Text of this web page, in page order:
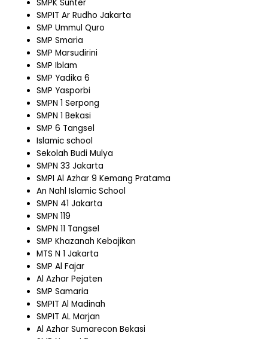
SMPK Sunter
SMPIT Ar Rudho Jakarta
SMP Ummul Quro
SMP Smaria
SMP Marsudirini
SMP Iblam
SMP Yadika 6
SMP Yasporbi
SMPN 1 Serpong
SMPN 1 Bekasi
SMP 6 Tangsel
Islamic school
Sekolah Budi Mulya
SMPN 33 Jakarta
SMPI Al Azhar 9 Kemang Pratama
An Nahl Islamic School
SMPN 41 Jakarta
SMPN 119
SMPN 11 Tangsel
SMP Khazanah Kebajikan
MTS N 1 Jakarta
SMP Al Fajar
Al Azhar Pejaten
SMP Samaria
SMPIT Al Madinah
SMPIT AL Marjan
Al Azhar Sumarecon Bekasi